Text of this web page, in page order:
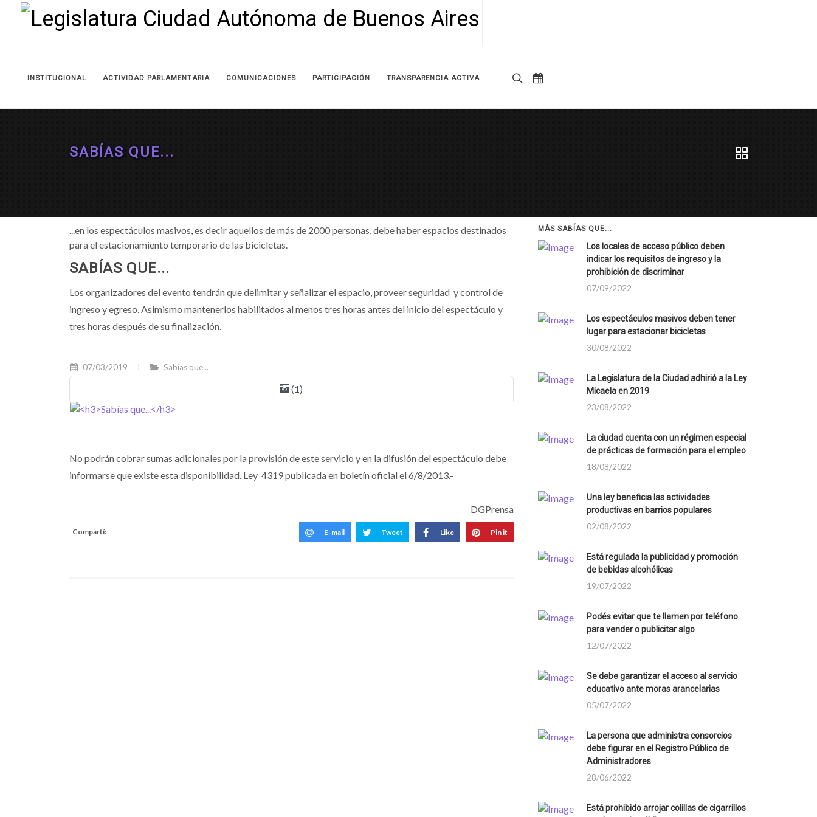
INSTITUCIONAL ACTIVIDAD PARLAMENTARIA COMUNICACIONES PARTICIPACIÓN TRANSPARENCIA ACTIVA
SABÍAS QUE...
...en los espectáculos masivos, es decir aquellos de más de 2000 personas, debe haber espacios destinados
para el estacionamiento temporario de las bicicletas.
SABÍAS QUE...
Los organizadores del evento tendrán que delimitar y señalizar el espacio, proveer seguridad y control de
ingreso y egreso. Asimismo mantenerlos habilitados al menos tres horas antes del inicio del espectáculo y
tres horas después de su finalización.
07/03/2019 Sabías que...
(1)
No podrán cobrar sumas adicionales por la provisión de este servicio y en la difusión del espectáculo debe
informarse que existe esta disponibilidad. Ley 4319 publicada en boletín oficial el 6/8/2013.-
DGPrensa
Compartí: E-mail Tweet Like Pin it
MÁS SABÍAS QUE...
Los locales de acceso público deben
indicar los requisitos de ingreso y la
prohibición de discriminar
07/09/2022
Los espectáculos masivos deben tener
lugar para estacionar bicicletas
30/08/2022
La Legislatura de la Ciudad adhirió a la Ley
Micaela en 2019
23/08/2022
La ciudad cuenta con un régimen especial
de prácticas de formación para el empleo
18/08/2022
Una ley beneficia las actividades
productivas en barrios populares
02/08/2022
Está regulada la publicidad y promoción
de bebidas alcohólicas
19/07/2022
Podés evitar que te llamen por teléfono
para vender o publicitar algo
12/07/2022
Se debe garantizar el acceso al servicio
educativo ante moras arancelarias
05/07/2022
La persona que administra consorcios
debe figurar en el Registro Público de
Administradores
28/06/2022
Está prohibido arrojar colillas de cigarrillos